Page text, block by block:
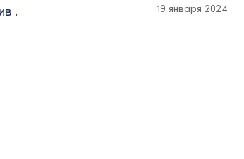
. 19 января 2024